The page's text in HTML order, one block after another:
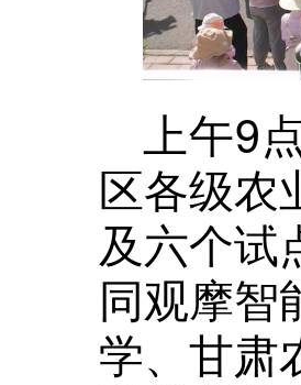
上午9
区各级农
及六个试
同观摩智
学、甘肃